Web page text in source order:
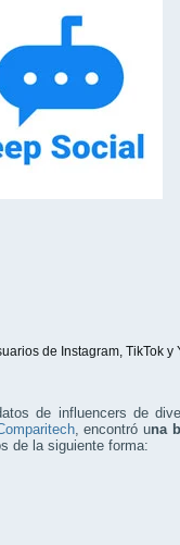
de Instagram, TikTok y
de influencers de
, encontró una
de la siguiente forma: